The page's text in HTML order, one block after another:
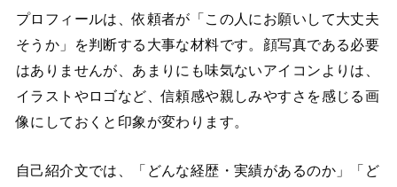
プロフィールは、依頼者が「この人にお願いして大丈夫
そうか」を判断する大事な材料です。顔写真である必要
はありませんが、あまりにも味気ないアイコンよりは、
イラストやロゴなど、信頼感や親しみやすさを感じる画
像にしておくと印象が変わります。
自己紹介文では、「どんな経歴・実績があるのか」「ど